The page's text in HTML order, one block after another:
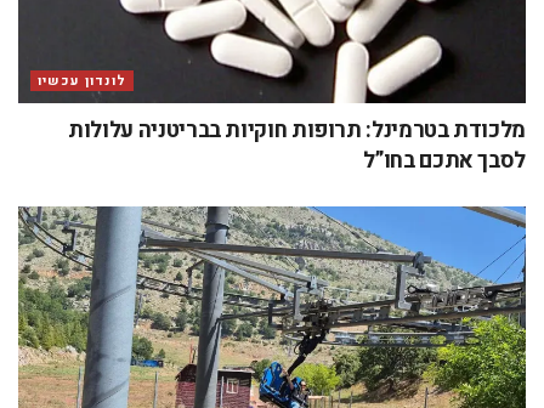
לונדון עכשיו
מלכודת בטרמינל: תרופות חוקיות בבריטניה עלולות
לסבך אתכם בחו”ל